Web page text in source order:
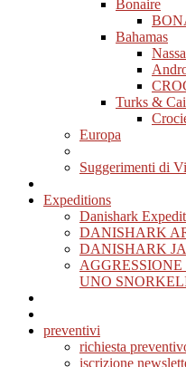
Bonaire
Bahamas
Turks &
Europa
Suggerimenti di
Expeditions
Danishark
DANISHARK
DANISHARK
UNO
preventivi
richiesta
iscrizione